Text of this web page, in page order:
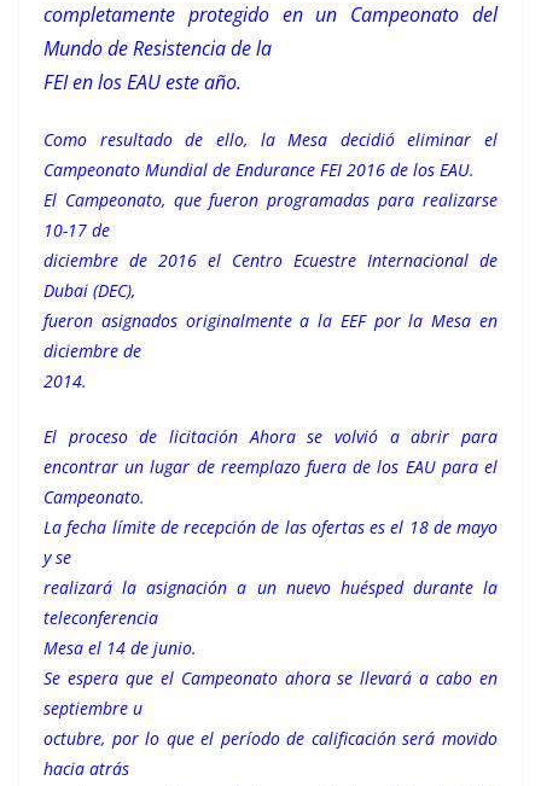
completamente protegido en un Campeonato del
Mundo de Resistencia de la
FEI en los EAU este año.
Como resultado de ello, la Mesa decidió eliminar el
Campeonato Mundial de Endurance FEI 2016 de los EAU.
El Campeonato, que fueron programadas para realizarse
10-17 de
diciembre de 2016 el Centro Ecuestre Internacional de
Dubai (DEC),
fueron asignados originalmente a la EEF por la Mesa en
diciembre de
2014.
El proceso de licitación Ahora se volvió a abrir para
encontrar un lugar de reemplazo fuera de los EAU para el
Campeonato.
La fecha límite de recepción de las ofertas es el 18 de mayo
y se
realizará la asignación a un nuevo huésped durante la
teleconferencia
Mesa el 14 de junio.
Se espera que el Campeonato ahora se llevará a cabo en
septiembre u
octubre, por lo que el período de calificación será movido
hacia atrás